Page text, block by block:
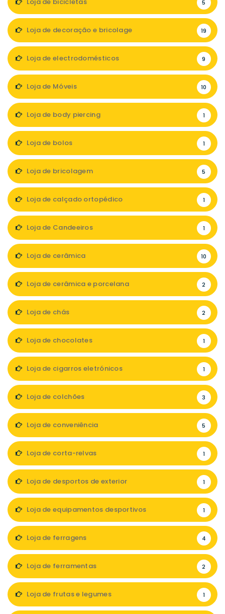
5
Loja de decoração e bricolage 19
Loja de electrodomésticos 9
Loja de Móveis 10
Loja de body piercing 1
Loja de bolos 1
Loja de bricolagem 5
Loja de calçado ortopédico 1
Loja de Candeeiros 1
Loja de cerâmica 10
Loja de cerâmica e porcelana 2
Loja de chás 2
Loja de chocolates 1
Loja de cigarros eletrónicos 1
Loja de colchões 3
Loja de conveniência 5
Loja de corta-relvas 1
Loja de desportos de exterior 1
Loja de equipamentos desportivos 1
Loja de ferragens 4
Loja de ferramentas 2
Loja de frutas e legumes 1